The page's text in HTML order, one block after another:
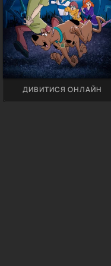
ДИВИТИСЯ ОНЛАЙН